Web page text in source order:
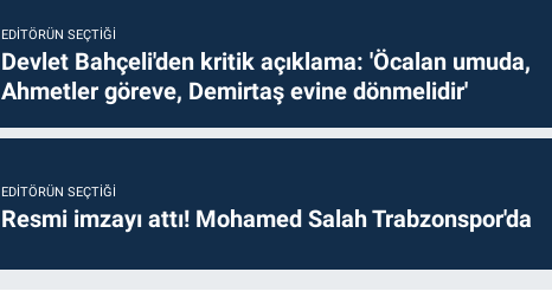
EDITÖRÜN SEÇTIĞI
Devlet Bahçeli'den kritik açıklama: 'Öcalan umuda,
Ahmetler göreve, Demirtaş evine dönmelidir'
EDITÖRÜN SEÇTIĞI
Resmi imzayı attı! Mohamed Salah Trabzonspor'da